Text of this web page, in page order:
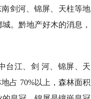
剑河、锦屏、天柱等地
。黔地产好木的消息，
江、剑 河、锦屏、天
占 70%以上，森林面积